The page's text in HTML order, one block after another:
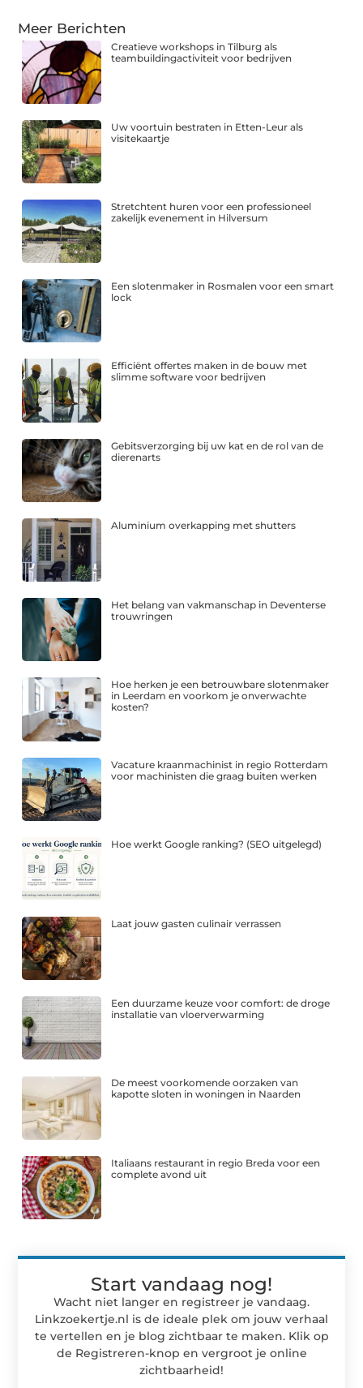
Meer Berichten
Creatieve workshops in Tilburg als
teambuildingactiviteit voor bedrijven
Uw voortuin bestraten in Etten-Leur als
visitekaartje
Stretchtent huren voor een professioneel
zakelijk evenement in Hilversum
Een slotenmaker in Rosmalen voor een smart
lock
Efficiënt offertes maken in de bouw met
slimme software voor bedrijven
Gebitsverzorging bij uw kat en de rol van de
dierenarts
Aluminium overkapping met shutters
Het belang van vakmanschap in Deventerse
trouwringen
Hoe herken je een betrouwbare slotenmaker
in Leerdam en voorkom je onverwachte
kosten?
Vacature kraanmachinist in regio Rotterdam
voor machinisten die graag buiten werken
Hoe werkt Google ranking? (SEO uitgelegd)
Laat jouw gasten culinair verrassen
Een duurzame keuze voor comfort: de droge
installatie van vloerverwarming
De meest voorkomende oorzaken van
kapotte sloten in woningen in Naarden
Italiaans restaurant in regio Breda voor een
complete avond uit
Start vandaag nog!
Wacht niet langer en registreer je vandaag.
Linkzoekertje.nl is de ideale plek om jouw verhaal
te vertellen en je blog zichtbaar te maken. Klik op
de Registreren-knop en vergroot je online
zichtbaarheid!